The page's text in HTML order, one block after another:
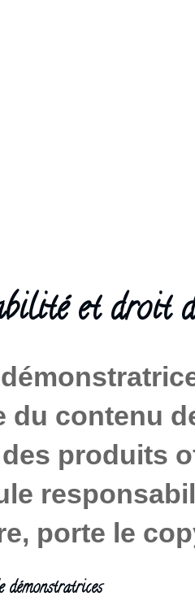
et droit
du contenu
produits
porte le
démonstratrices